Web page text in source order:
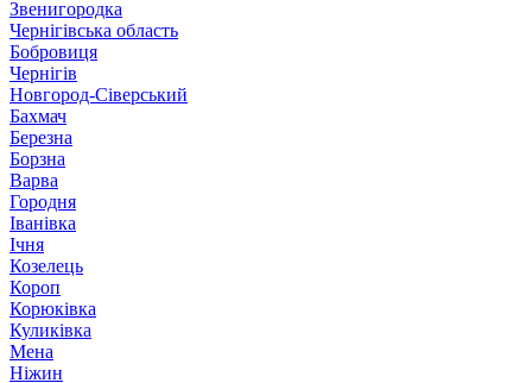
Звенигородка
Чернігівська область
Бобровиця
Чернігів
Новгород-Сіверський
Бахмач
Березна
Борзна
Варва
Городня
Іванівка
Ічня
Козелець
Короп
Корюківка
Куликівка
Мена
Ніжин